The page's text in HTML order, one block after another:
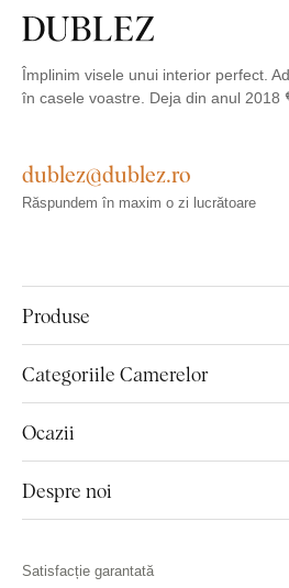
Împlinim visele unui interior perfect.
în casele voastre. Deja din anul 2018
Produse
Categoriile Camerelor
Ocazii
Despre noi
dublez@dublez.ro
Răspundem în maxim o zi lucrătoare
Satisfacție garantată